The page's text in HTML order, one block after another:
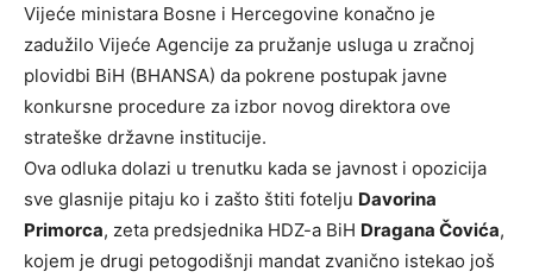
Vijeće ministara Bosne i Hercegovine konačno je
zadužilo Vijeće Agencije za pružanje usluga u zračnoj
plovidbi BiH (BHANSA) da pokrene postupak javne
konkursne procedure za izbor novog direktora ove
strateške državne institucije.
Ova odluka dolazi u trenutku kada se javnost i opozicija
sve glasnije pitaju ko i zašto štiti fotelju Davorina
Primorca, zeta predsjednika HDZ-a BiH Dragana Čovića,
kojem je drugi petogodišnji mandat zvanično istekao još